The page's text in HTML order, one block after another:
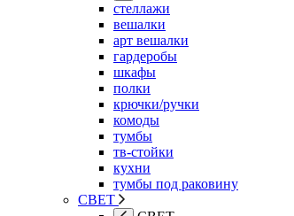
стеллажи
вешалки
арт вешалки
гардеробы
шкафы
полки
крючки/ручки
комоды
тумбы
тв-стойки
кухни
тумбы под раковину
СВЕТ